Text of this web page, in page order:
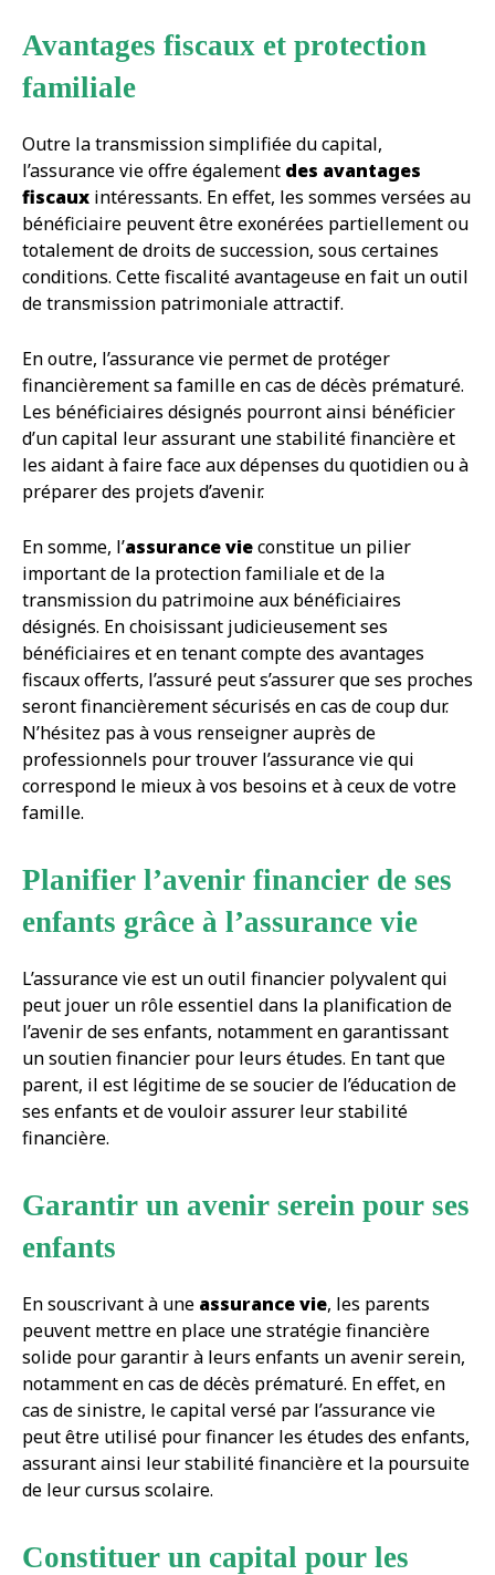
Avantages fiscaux et protection
familiale
Outre la transmission simplifiée du capital,
l’assurance vie offre également des avantages
fiscaux intéressants. En effet, les sommes versées au
bénéficiaire peuvent être exonérées partiellement ou
totalement de droits de succession, sous certaines
conditions. Cette fiscalité avantageuse en fait un outil
de transmission patrimoniale attractif.
En outre, l’assurance vie permet de protéger
financièrement sa famille en cas de décès prématuré.
Les bénéficiaires désignés pourront ainsi bénéficier
d’un capital leur assurant une stabilité financière et
les aidant à faire face aux dépenses du quotidien ou à
préparer des projets d’avenir.
En somme, l’assurance vieconstitue un pilier
important de la protection familiale et de la
transmission du patrimoine aux bénéficiaires
désignés. En choisissant judicieusement ses
bénéficiaires et en tenant compte des avantages
fiscaux offerts, l’assuré peut s’assurer que ses proches
seront financièrement sécurisés en cas de coup dur.
N’hésitez pas à vous renseigner auprès de
professionnels pour trouver l’assurance vie qui
correspond le mieux à vos besoins et à ceux de votre
famille.
Planifier l’avenir financier de ses
enfants grâce à l’assurance vie
L’assurance vie est un outil financier polyvalent qui
peut jouer un rôle essentiel dans la planification de
l’avenir de ses enfants, notamment en garantissant
un soutien financier pour leurs études. En tant que
parent, il est légitime de se soucier de l’éducation de
ses enfants et de vouloir assurer leur stabilité
financière.
Garantir un avenir serein pour ses
enfants
En souscrivant à une assurance vie, les parents
peuvent mettre en place une stratégie financière
solide pour garantir à leurs enfants un avenir serein,
notamment en cas de décès prématuré. En effet, en
cas de sinistre, le capital versé par l’assurance vie
peut être utilisé pour financer les études des enfants,
assurant ainsi leur stabilité financière et la poursuite
de leur cursus scolaire.
Constituer un capital pour les